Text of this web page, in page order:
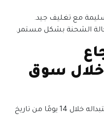
مع تغليف جيد.
الشحنة بشكل مستمر.
خلال سوق
يمكنك طلب استرجاع المنتج أو استبداله خلال 14 يومًا من تاريخ